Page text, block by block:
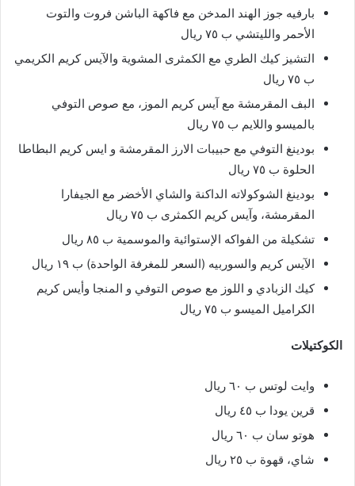
بارفيه جوز الهند المدخن مع فاكهة الباشن فروت والتوت
الأحمر والليتشي ب ٧٥ ريال
التشيز كيك الطري مع الكمثرى المشوية والآيس كريم الكريمي
ب ٧٥ ريال
البف المقرمشة مع آيس كريم الموز، مع صوص التوفي
بالميسو واللايم ب ٧٥ ريال
بودينغ التوفي مع حبيبات الارز المقرمشة و ايس كريم البطاطا
الحلوة ب ٧٥ ريال
بودينغ الشوكولاته الداكنة والشاي الأخضر مع الجيفارا
المقرمشة، وآيس كريم الكمثرى ب ٧٥ ريال
تشكيلة من الفواكه الإستوائية والموسمية ب ٨٥ ريال
الآيس كريم والسوربيه (السعر للمغرفة الواحدة) ب ١٩ ريال
كيك الزبادي و اللوز مع صوص التوفي و المنجا وأيس كريم
الكراميل الميسو ب ٧٥ ريال
الكوكتيلات
وايت لوتس ب ٦٠ ريال
قرين يودا ب ٤٥ ريال
هوتو سان ب ٦٠ ريال
شاي، قهوة ب ٢٥ ريال